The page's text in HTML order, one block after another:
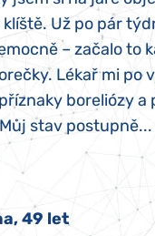
Už po pár
– začalo to
Lékař mi po
boreliózy a
stav postupně...
49 let